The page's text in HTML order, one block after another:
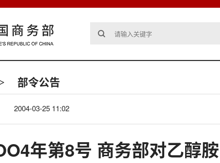
部令公告
2004-03-25 11:02
年第8号 商务部对乙醇胺